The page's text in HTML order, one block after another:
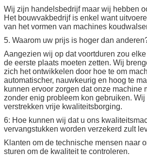
Wij zijn handelsbedrijf maar wij hebben
Het bouwvakbedrijf is enkel want
van het vormen van machines
5. Waarom uw prijs is hoger dan
Aangezien wij op dat voortduren zou
de eerste plaats moeten zetten. Wij
zich het ontwikkelen door hoe te om
automatischer, nauwkeurig en hoog te
kunnen ervoor zorgen dat onze machine
zonder enig probleem kon gebruiken.
verstrekken vrije kwaliteitsborging.
6: Hoe kunnen wij dat u ons
vervangstukken worden verzekerd zult
Klanten om de technische mensen naar
sturen om de kwaliteit te controleren.